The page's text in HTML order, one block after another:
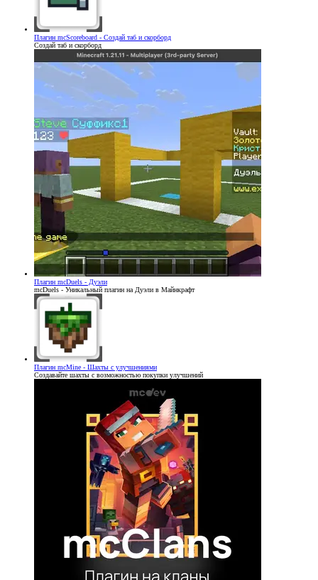
Плагин mcScoreboard - Создай таб и скорборд
Создай таб и скорборд
Плагин mcDuels - Дуэли
mcDuels - Уникальный плагин на Дуэли в Майнкрафт
Плагин mcMine - Шахты с улучшениями
Создавайте шахты с возможностью покупки улучшений